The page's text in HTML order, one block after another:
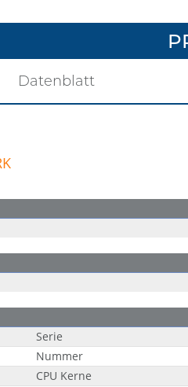
Datenblatt
Serie
Nummer
CPU Kerne